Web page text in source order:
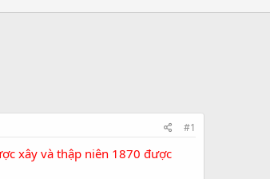
#1
xây và thập niên 1870 được